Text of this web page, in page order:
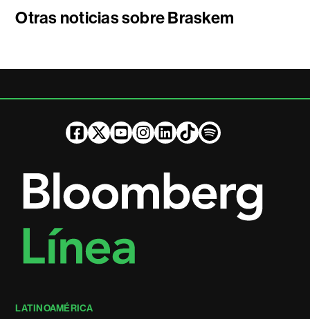
Otras noticias sobre Braskem
LATINOAMÉRICA